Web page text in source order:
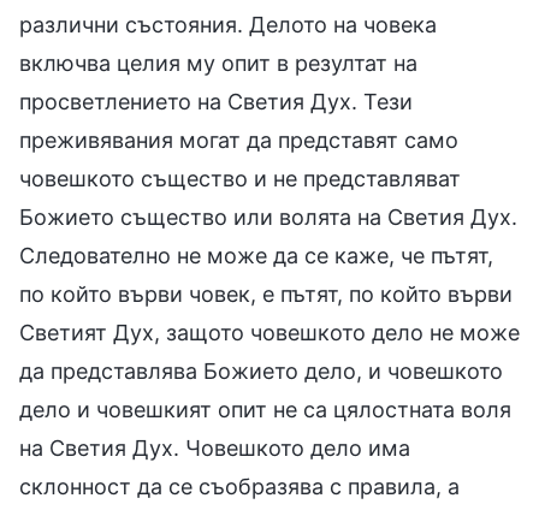
различни състояния. Делото на човека
включва целия му опит в резултат на
просветлението на Светия Дух. Тези
преживявания могат да представят само
човешкото същество и не представляват
Божието същество или волята на Светия Дух.
Следователно не може да се каже, че пътят,
по който върви човек, е пътят, по който върви
Светият Дух, защото човешкото дело не може
да представлява Божието дело, и човешкото
дело и човешкият опит не са цялостната воля
на Светия Дух. Човешкото дело има
склонност да се съобразява с правила, а